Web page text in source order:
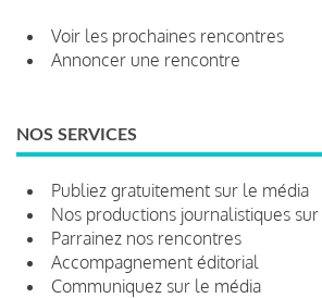
Voir les prochaines rencontres
Annoncer une rencontre
NOS SERVICES
Publiez gratuitement sur le média
Nos productions journalistiques
Parrainez nos rencontres
Accompagnement éditorial
Communiquez sur le média